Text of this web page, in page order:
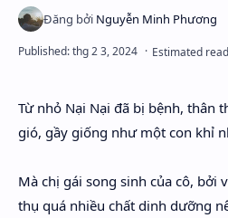
Hidden Menu
Hidden Menu
Từ nhỏ Nại Nại đã bị bệnh, thân
gió, gầy giống như một con khỉ
Mà chị gái song sinh của cô, bởi
thụ quá nhiều chất dinh dưỡng